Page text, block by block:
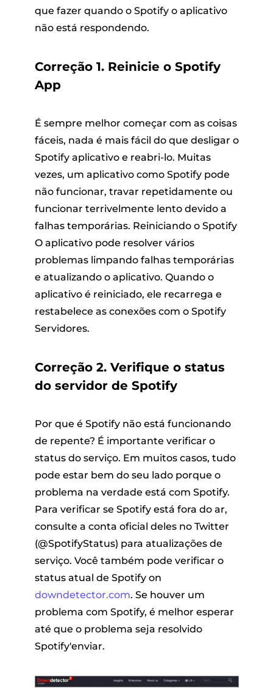
que fazer quando o Spotify o aplicativo
não está respondendo.
Correção 1. Reinicie o Spotify
App
É sempre melhor começar com as coisas
fáceis, nada é mais fácil do que desligar o
Spotify aplicativo e reabri-lo. Muitas
vezes, um aplicativo como Spotify pode
não funcionar, travar repetidamente ou
funcionar terrivelmente lento devido a
falhas temporárias. Reiniciando o Spotify
O aplicativo pode resolver vários
problemas limpando falhas temporárias
e atualizando o aplicativo. Quando o
aplicativo é reiniciado, ele recarrega e
restabelece as conexões com o Spotify
Servidores.
Correção 2. Verifique o status
do servidor de Spotify
Por que é Spotify não está funcionando
de repente? É importante verificar o
status do serviço. Em muitos casos, tudo
pode estar bem do seu lado porque o
problema na verdade está com Spotify.
Para verificar se Spotify está fora do ar,
consulte a conta oficial deles no Twitter
(@SpotifyStatus) para atualizações de
serviço. Você também pode verificar o
status atual de Spotify on
downdetector.com. Se houver um
problema com Spotify, é melhor esperar
até que o problema seja resolvido
Spotify'enviar.